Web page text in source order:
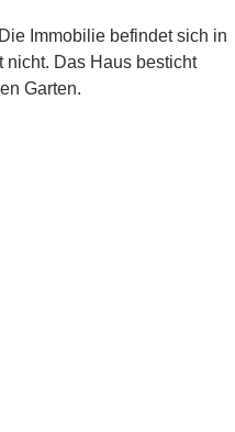
Immobilie befindet sich in
nicht. Das Haus besticht
Garten.